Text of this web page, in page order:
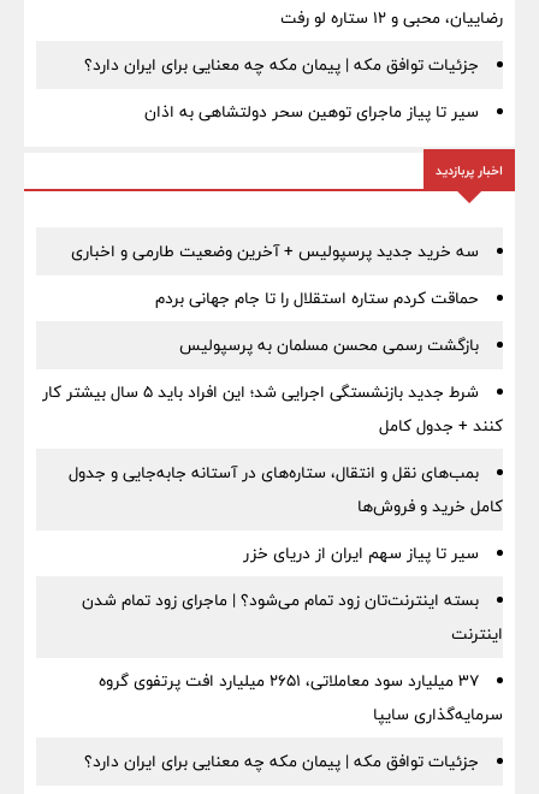
رضاییان، محبی و ۱۲ ستاره لو رفت
جزئیات توافق مکه | پیمان مکه چه معنایی برای ایران دارد؟
سیر تا پیاز ماجرای توهین سحر دولتشاهی به اذان
اخبار پربازدید
سه خرید جدید پرسپولیس + آخرین وضعیت طارمی و اخباری
حماقت کردم ستاره استقلال را تا جام جهانی بردم
بازگشت رسمی محسن مسلمان به پرسپولیس
شرط جدید بازنشستگی اجرایی شد؛ این افراد باید ۵ سال بیشتر کار
کنند + جدول کامل
بمب‌های نقل و انتقال، ستاره‌های در آستانه جابه‌جایی و جدول
کامل خرید و فروش‌ها
سیر تا پیاز سهم ایران از دریای خزر
بسته اینترنت‌تان زود تمام می‌شود؟ | ماجرای زود تمام شدن
اینترنت
۳۷ میلیارد سود معاملاتی، ۲۶۵۱ میلیارد افت پرتفوی گروه
سرمایه‌گذاری سایپا
جزئیات توافق مکه | پیمان مکه چه معنایی برای ایران دارد؟